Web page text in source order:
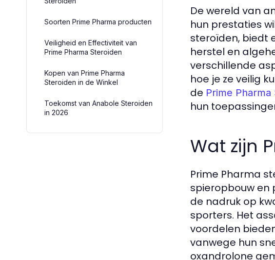
Soorten Prime Pharma producten
Veiligheid en Effectiviteit van
Prime Pharma Steroiden
Kopen van Prime Pharma
Steroiden in de Winkel
Toekomst van Anabole Steroiden
in 2026
De wereld van
hun prestaties
steroïden, biedt
herstel en
verschillende
hoe je ze veilig
de Prime
hun
Wat zijn
Prime Pharma
spieropbouw en
de nadruk op
sporters. Het
voordelen
vanwege hun
oxandrolone